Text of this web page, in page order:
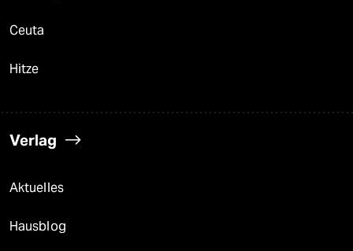
Ceuta
Hitze
Verlag
Aktuelles
Hausblog